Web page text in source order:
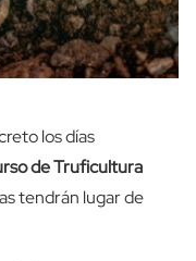
los días
de Truficultura
tendrán lugar de